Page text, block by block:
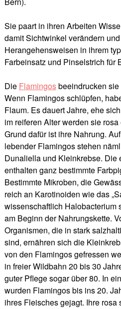
Sie paart in ihren Arbeiten
damit Sichtwinkel verändern
Herangehensweisen in ihrem
Farbeinsatz und Pinselstrich für
Die Flamingosbeeindrucken sie
Wenn Flamingos schlüpfen,
Flaum. Es dauert Jahre, ehe
im reiferen Alter werden sie
Grund dafür ist ihre Nahrung.
lebender Flamingos stehen
Dunaliella und Kleinkrebse. Die
enthalten ganz bestimmte
Bestimmte Mikroben, die
reich an Karotinoiden wie das
wissenschaftlich Halobacterium
am Beginn der Nahrungskette.
Organismen, die in stark
sind, ernähren sich die
von den Flamingos gefressen
in freier Wildbahn 20 bis 30
guter Pflege sogar über 80. In
wurden Flamingos bis ins 20.
ihres Fleisches gejagt. Ihre rosa